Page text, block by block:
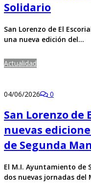
Solidario
San Lorenzo de El
una nueva edición del…
Actualidad
04/06/2026 0
San Lorenzo de
nuevas
de Segunda
El M.I. Ayuntamiento de
dos nuevas jornadas del